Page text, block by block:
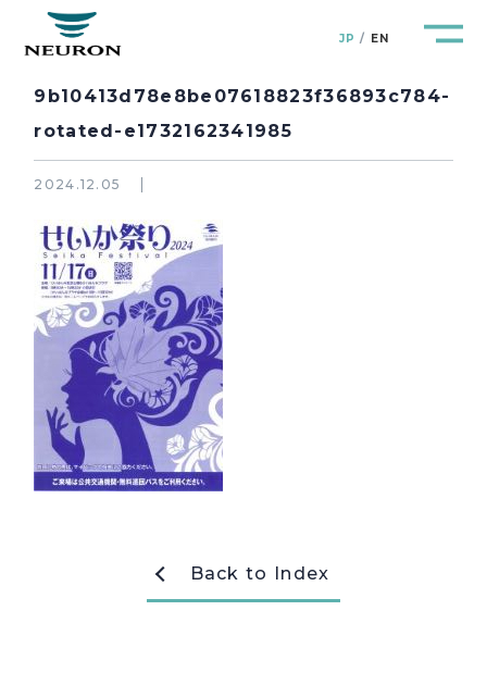
JP EN
企業情報 Company
製品＆サービス Products&Service
研究開発 R&D
新着情報 News&Topics
9b10413d78e8be07618823f36893c784-
rotated-e1732162341985
2024.12.05
Back to Index